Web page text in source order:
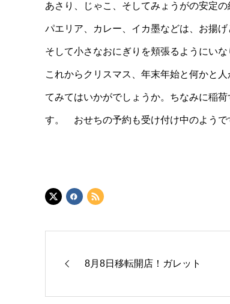
あさり、じゃこ、そしてみょうがの安定の
パエリア、カレー、イカ墨などは、お揚
そして小さなおにぎりを頬張るようにい
これからクリスマス、年末年始と何かと
てみてはいかがでしょうか。ちなみに稲
す。 おせちの予約も受け付け中のようで
8月8日移転開店！ガレット